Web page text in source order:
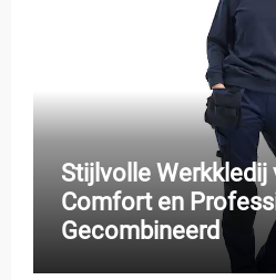
Stijlvolle Werkkledij
Comfort en
Gecombineerd